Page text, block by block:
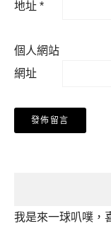
地址 *
個人網站
網址
我是來一球叭噗，